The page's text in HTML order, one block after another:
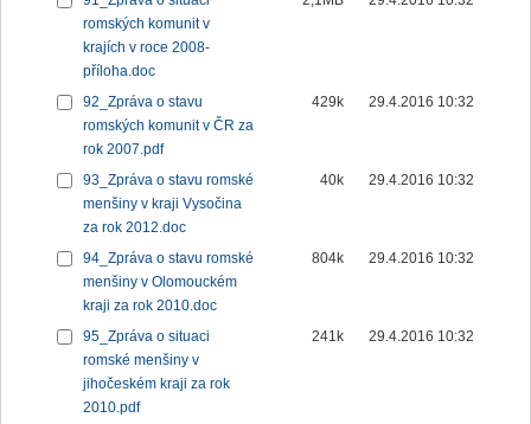
romských komunit v
krajích v roce 2008-
příloha.doc
92_Zpráva o stavu
romských komunit v ČR za
rok 2007.pdf
429k 29.4.2016 10:32
93_Zpráva o stavu romské
menšiny v kraji Vysočina
za rok 2012.doc
40k 29.4.2016 10:32
94_Zpráva o stavu romské
menšiny v Olomouckém
kraji za rok 2010.doc
804k 29.4.2016 10:32
95_Zpráva o situaci
romské menšiny v
jihočeském kraji za rok
2010.pdf
241k 29.4.2016 10:32